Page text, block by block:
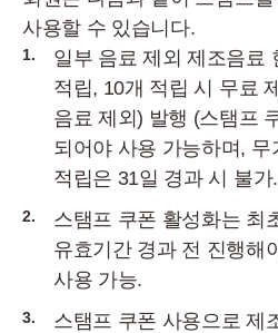
사용할 수 있습니다.
1.
일부 음료 제외 제조음료
적립, 10개 적립 시 무료
음료 제외) 발행 (스탬프
되어야 사용 가능하며, 무
적립은 31일 경과 시 불가.
2.
스탬프 쿠폰 활성화는 최
유효기간 경과 전 진행해
사용 가능.
3.
스탬프 쿠폰 사용으로 제